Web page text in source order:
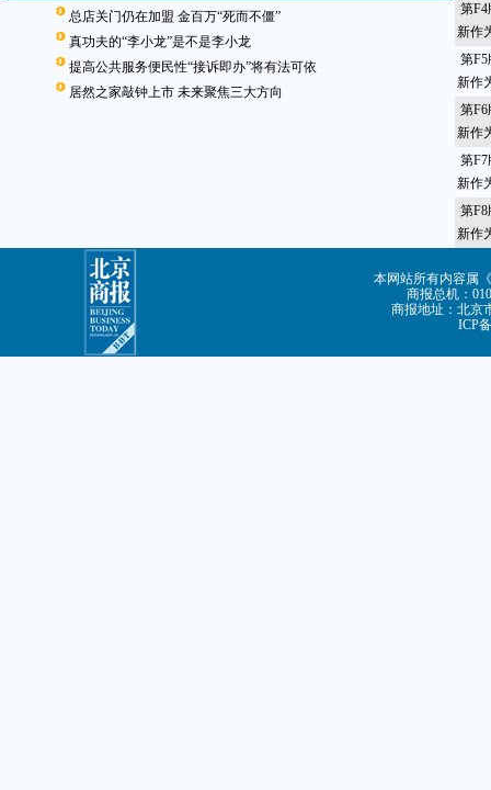
总店关门仍在加盟 金百万“死而不僵”
真功夫的“李小龙”是不是李小龙
提高公共服务便民性“接诉即办”将有法可依
居然之家敲钟上市 未来聚焦三大方向
第F4
新作
第F5
新作
第F6
新作
第F7
新作
第F8
新作
本网站所有内容属
商报总机：
商报地址：北京
ICP